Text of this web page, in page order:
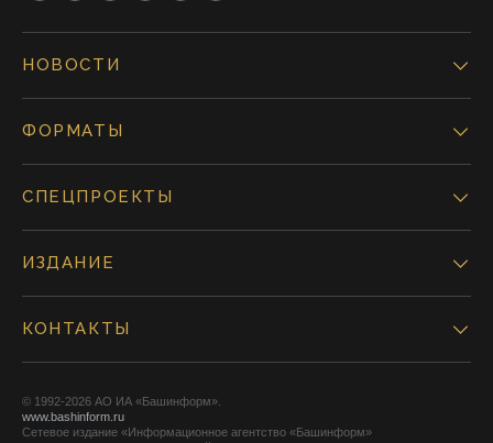
НОВОСТИ
ФОРМАТЫ
СПЕЦПРОЕКТЫ
ИЗДАНИЕ
КОНТАКТЫ
© 1992-2026 АО ИА «Башинформ».
www.bashinform.ru
Сетевое издание «Информационное агентство «Башинформ»